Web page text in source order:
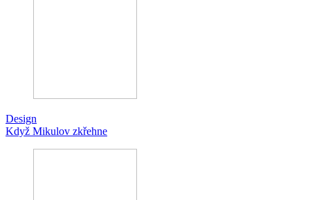
Design
Když Mikulov zkřehne